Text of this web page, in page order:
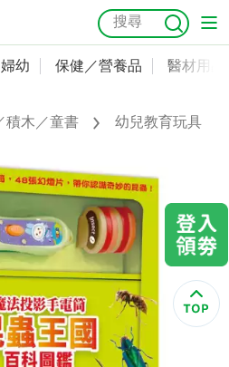
益生菌 魚油 幼兒米餅 貓砂
婦幼 保健／營養品 醫材用品
積木／童書 幼兒教育玩具